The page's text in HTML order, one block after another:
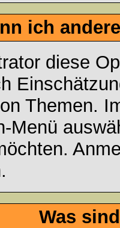
ich
diese
Themen.
Menü
Was